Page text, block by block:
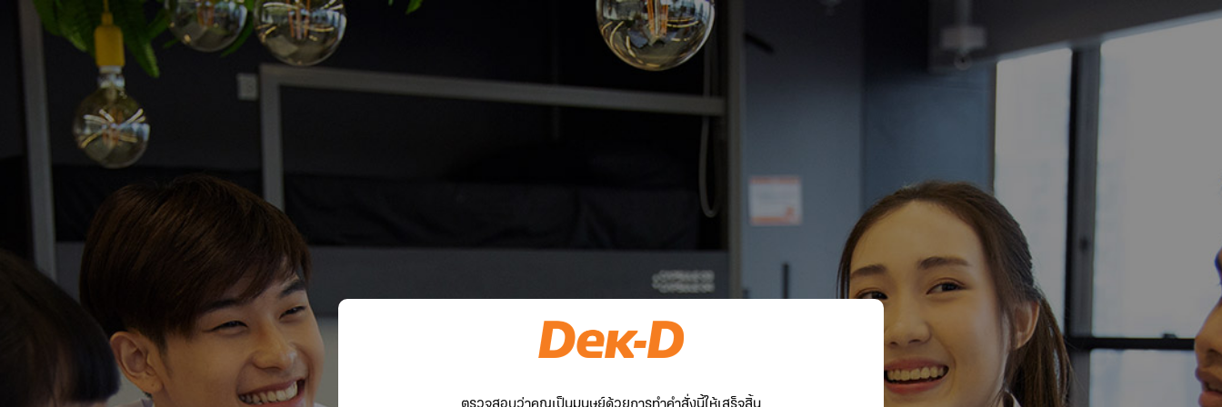
ตรวจสอบว่าคุณเป็นมนุษย์ด้วยการทำคำสั่งนี้ให้เสร็จสิ้น